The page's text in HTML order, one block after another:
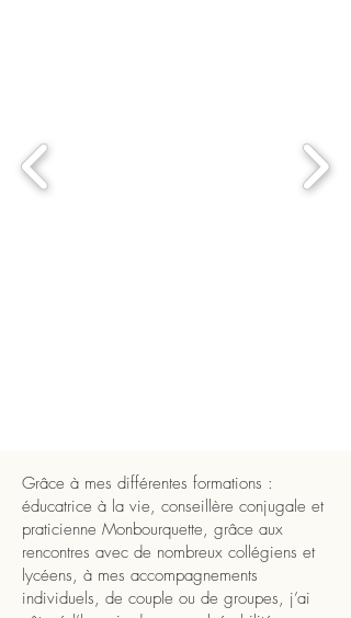
Grâce à mes différentes formations :
éducatrice à la vie, conseillère conjugale et
praticienne Monbourquette, grâce aux
rencontres avec de nombreux collégiens et
lycéens, à mes accompagnements
individuels, de couple ou de groupes, j’ai